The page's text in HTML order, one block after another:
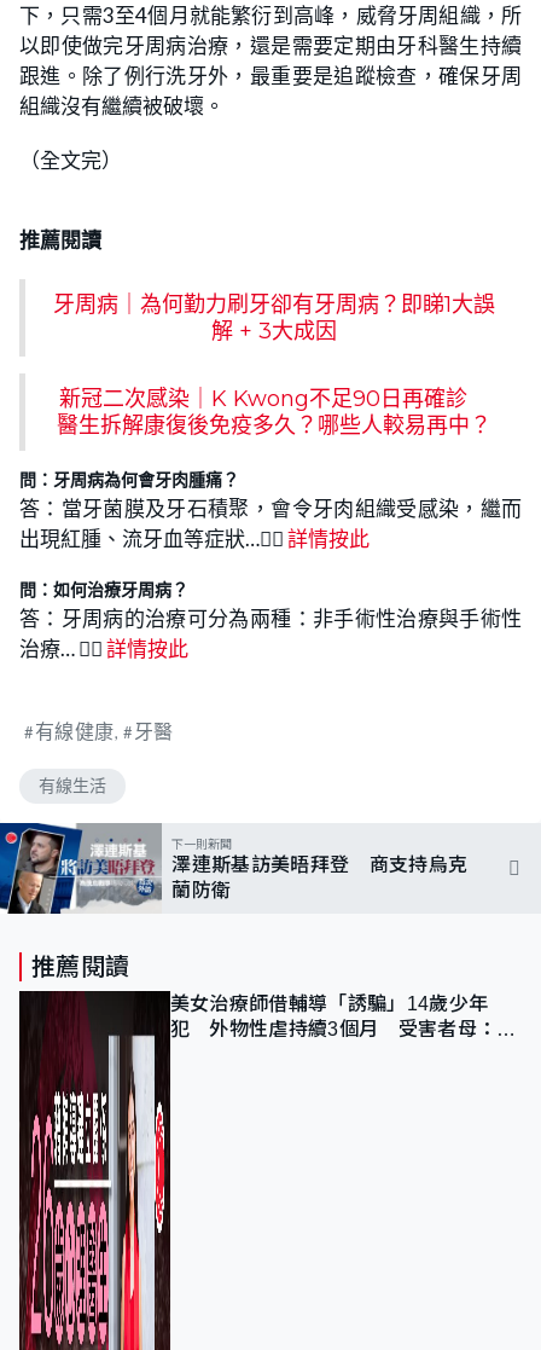
下，只需3至4個月就能繁衍到高峰，威脅牙周組織，所
以即使做完牙周病治療，還是需要定期由牙科醫生持續
跟進。除了例行洗牙外，最重要是追蹤檢查，確保牙周
組織沒有繼續被破壞。
（全文完）
推薦閱讀
牙周病｜為何勤力刷牙卻有牙周病？即睇1大誤
解 + 3大成因
新冠二次感染｜K Kwong不足90日再確診
醫生拆解康復後免疫多久？哪些人較易再中？
問：牙周病為何會牙肉腫痛？
答：當牙菌膜及牙石積聚，會令牙肉組織受感染，繼而
出現紅腫、流牙血等症狀…👉🏻詳情按此
問： 如何治療牙周病？
答：牙周病的治療可分為兩種：非手術性治療與手術性
治療… 👉🏻詳情按此
有線健康 牙醫
有線生活
下一則新聞
澤連斯基訪美晤拜登 商支持烏克
蘭防衛
推薦閱讀
美女治療師借輔導「誘騙」14歲少年
犯 外物性虐持續3個月 受害者母：要